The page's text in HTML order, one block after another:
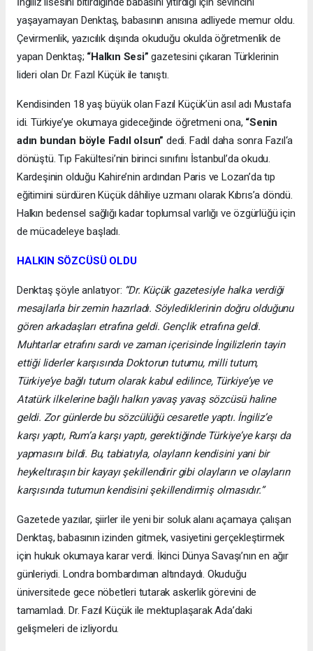
yaşayamayan Denktaş, babasının anısına adliyede memur oldu.
Çevirmenlik, yazıcılık dışında okuduğu okulda öğretmenlik de
yapan Denktaş; “Halkın Sesi”gazetesini çıkaran Türklerinin
lideri olan Dr. Fazıl Küçük ile tanıştı.
Kendisinden 18 yaş büyük olan Fazıl Küçük’ün asıl adı Mustafa
idi. Türkiye’ye okumaya gideceğinde öğretmeni ona, “Senin
adın bundan böyle Fadıl olsun” dedi. Fadıl daha sonra Fazıl‘a
dönüştü. Tıp Fakültesi’nin birinci sınıfını İstanbul’da okudu.
Kardeşinin olduğu Kahire’nin ardından Paris ve Lozan’da tıp
eğitimini sürdüren Küçük dâhiliye uzmanı olarak Kıbrıs’a döndü.
Halkın bedensel sağlığı kadar toplumsal varlığı ve özgürlüğü için
de mücadeleye başladı.
HALKIN SÖZCÜSÜ OLDU
Denktaş şöyle anlatıyor: “Dr. Küçük gazetesiyle halka verdiği
mesajlarla bir zemin hazırladı. Söylediklerinin doğru olduğunu
gören arkadaşları etrafına geldi. Gençlik etrafına geldi.
Muhtarlar etrafını sardı ve zaman içerisinde İngilizlerin tayin
ettiği liderler karşısında Doktorun tutumu, milli tutum,
Türkiye’ye bağlı tutum olarak kabul edilince, Türkiye’ye ve
Atatürk ilkelerine bağlı halkın yavaş yavaş sözcüsü haline
geldi. Zor günlerde bu sözcülüğü cesaretle yaptı. İngiliz’e
karşı yaptı, Rum’a karşı yaptı, gerektiğinde Türkiye’ye karşı da
yapmasını bildi. Bu, tabiatıyla, olayların kendisini yani bir
heykeltıraşın bir kayayı şekillendirir gibi olayların ve olayların
karşısında tutumun kendisini şekillendirmiş olmasıdır.”
Gazetede yazılar, şiirler ile yeni bir soluk alanı açamaya çalışan
Denktaş, babasının izinden gitmek, vasiyetini gerçekleştirmek
için hukuk okumaya karar verdi. İkinci Dünya Savaşı’nın en ağır
günleriydi. Londra bombardıman altındaydı. Okuduğu
üniversitede gece nöbetleri tutarak askerlik görevini de
tamamladı. Dr. Fazıl Küçük ile mektuplaşarak Ada’daki
gelişmeleri de izliyordu.